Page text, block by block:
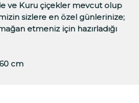
ve Kuru çiçekler mevcut olup
sizlere en özel günlerinize;
etmeniz için hazırladığı
cm